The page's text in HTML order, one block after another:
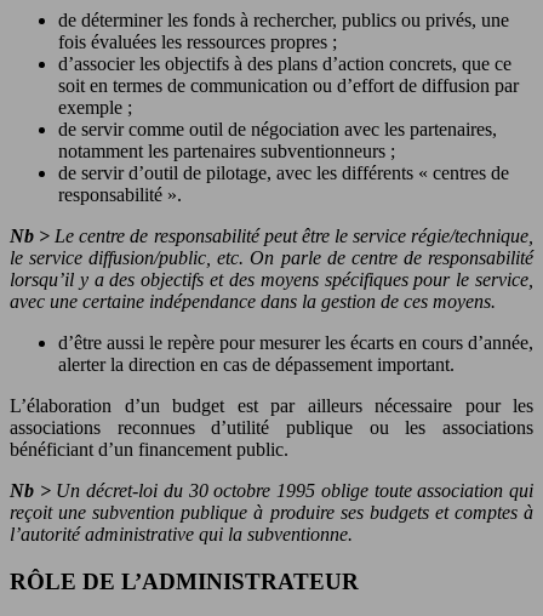
de déterminer les fonds à rechercher, publics ou privés, une
fois évaluées les ressources propres ;
d’associer les objectifs à des plans d’action concrets, que ce
soit en termes de communication ou d’effort de diffusion par
exemple ;
de servir comme outil de négociation avec les partenaires,
notamment les partenaires subventionneurs ;
de servir d’outil de pilotage, avec les différents « centres de
responsabilité ».
Nb > Le centre de responsabilité peut être le service régie/technique,
le service diffusion/public, etc. On parle de centre de responsabilité
lorsqu’il y a des objectifs et des moyens spécifiques pour le service,
avec une certaine indépendance dans la gestion de ces moyens.
d’être aussi le repère pour mesurer les écarts en cours d’année,
alerter la direction en cas de dépassement important.
L’élaboration d’un budget est par ailleurs nécessaire pour les
associations reconnues d’utilité publique ou les associations
bénéficiant d’un financement public.
Nb >Un décret-loi du 30 octobre 1995 oblige toute association qui
reçoit une subvention publique à produire ses budgets et comptes à
l’autorité administrative qui la subventionne.
RÔLE DE L’ADMINISTRATEUR